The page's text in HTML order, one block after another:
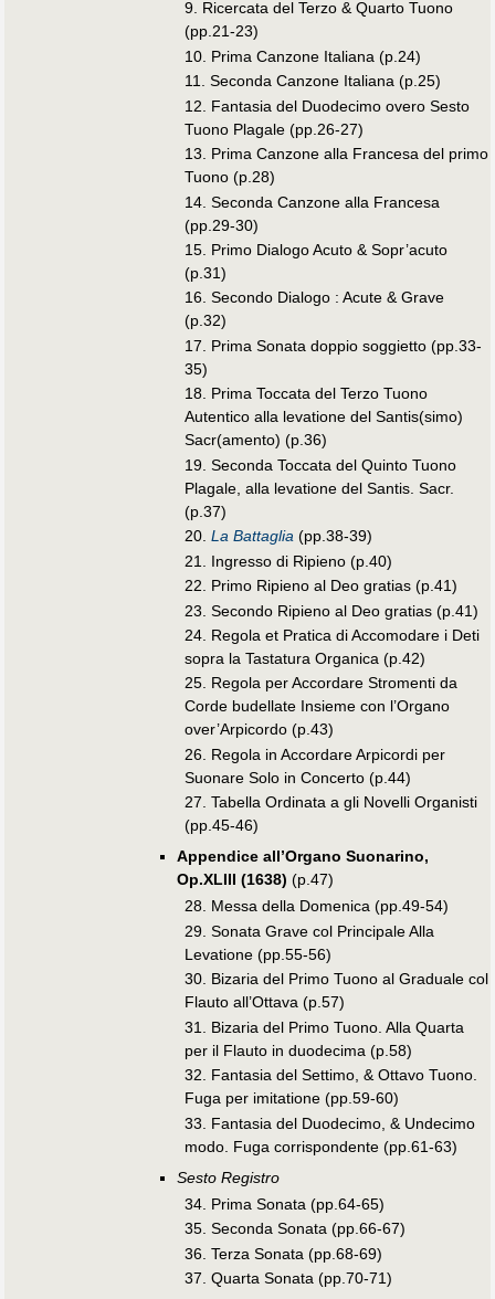
9. Ricercata del Terzo & Quarto Tuono
(pp.21-23)
10. Prima Canzone Italiana (p.24)
11. Seconda Canzone Italiana (p.25)
12. Fantasia del Duodecimo overo Sesto
Tuono Plagale (pp.26-27)
13. Prima Canzone alla Francesa del primo
Tuono (p.28)
14. Seconda Canzone alla Francesa
(pp.29-30)
15. Primo Dialogo Acuto & Sopr’acuto
(p.31)
16. Secondo Dialogo : Acute & Grave
(p.32)
17. Prima Sonata doppio soggietto (pp.33-
35)
18. Prima Toccata del Terzo Tuono
Autentico alla levatione del Santis(simo)
Sacr(amento) (p.36)
19. Seconda Toccata del Quinto Tuono
Plagale, alla levatione del Santis. Sacr.
(p.37)
20. La Battaglia(pp.38-39)
21. Ingresso di Ripieno (p.40)
22. Primo Ripieno al Deo gratias (p.41)
23. Secondo Ripieno al Deo gratias (p.41)
24. Regola et Pratica di Accomodare i Deti
sopra la Tastatura Organica (p.42)
25. Regola per Accordare Stromenti da
Corde budellate Insieme con l’Organo
over’Arpicordo (p.43)
26. Regola in Accordare Arpicordi per
Suonare Solo in Concerto (p.44)
27. Tabella Ordinata a gli Novelli Organisti
(pp.45-46)
Appendice all’Organo Suonarino,
Op.XLIII (1638) (p.47)
28. Messa della Domenica (pp.49-54)
29. Sonata Grave col Principale Alla
Levatione (pp.55-56)
30. Bizaria del Primo Tuono al Graduale col
Flauto all’Ottava (p.57)
31. Bizaria del Primo Tuono. Alla Quarta
per il Flauto in duodecima (p.58)
32. Fantasia del Settimo, & Ottavo Tuono.
Fuga per imitatione (pp.59-60)
33. Fantasia del Duodecimo, & Undecimo
modo. Fuga corrispondente (pp.61-63)
Sesto Registro
34. Prima Sonata (pp.64-65)
35. Seconda Sonata (pp.66-67)
36. Terza Sonata (pp.68-69)
37. Quarta Sonata (pp.70-71)